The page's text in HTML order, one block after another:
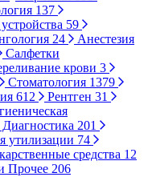
137
59
24
Анестезия
Салфетки
крови 3
Стоматология 1379
612 Рентген 31
Диагностика 201
утилизации 74
средства 12
Прочее 206